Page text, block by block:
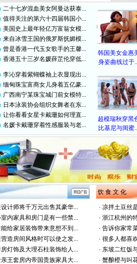
二十七岁混血美女阿曼达获泰...
值得关注的第六十四届韩国小...
美国史上最年轻亿万富翁女模...
来自冰雪王国的俄罗斯抚媚模...
曾是香港一代玉女歌手的王馨...
香港五十三岁名媛薛芷伦穿低...
韩国美女金惠
身姿曲线过于
李沁穿着紫蝴蝶袖上衣显现出...
缅甸珠宝富商女儿身着五亿豪...
广西南宁某珠宝城门前女模特...
日本泳装协会组织女舞者在东...
让你看看女星卡戴珊如何理直...
名媛卡戴珊穿着性感服装与老...
超模瑞秋穿黑
比基尼与闺蜜
计师将千万元出售其豪华...
内家具和房门是有一些禁...
给家居装饰带来意想不到...
造房间风格时可以使之发...
灯饰及大理石柱装饰给人...
王套房内帝国贵族家具大...
饮 食 文 化
· 凉拌土豆丝
· 浙江杭州的
· 告诉你家常
· 很多人都喜
· 东坡二红饭
· 蟹酿橙与叫